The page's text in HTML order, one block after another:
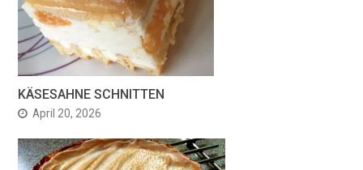
KÄSESAHNE SCHNITTEN
April 20, 2026